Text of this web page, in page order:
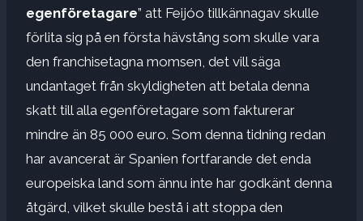
egenföretagare” att Feijóo tillkännagav skulle
förlita sig på en första hävstång som skulle vara
den franchisetagna momsen, det vill säga
undantaget från skyldigheten att betala denna
skatt till alla egenföretagare som fakturerar
mindre än 85 000 euro. Som denna tidning redan
har avancerat är Spanien fortfarande det enda
europeiska land som ännu inte har godkänt denna
åtgärd, vilket skulle bestå i att stoppa den